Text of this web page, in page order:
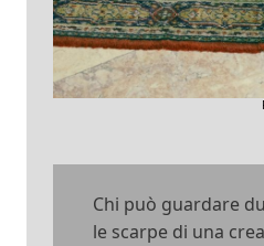
Chi può guardare
le scarpe di una